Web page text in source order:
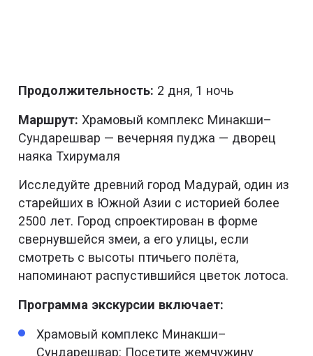
Продолжительность: 2 дня, 1 ночь
Маршрут: Храмовый комплекс Минакши–
Сундарешвар — вечерняя пуджа — дворец
наяка Тхирумаля
Исследуйте древний город Мадурай, один из
старейших в Южной Азии с историей более
2500 лет. Город спроектирован в форме
свернувшейся змеи, а его улицы, если
смотреть с высоты птичьего полёта,
напоминают распустившийся цветок лотоса.
Программа экскурсии включает:
Храмовый комплекс Минакши–
Сундарешвар: Посетите жемчужину